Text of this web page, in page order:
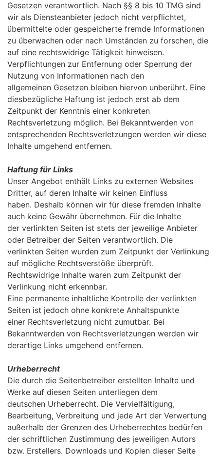
Gesetzen verantwortlich. Nach §§ 8 bis 10 TMG sind
wir als Diensteanbieter jedoch nicht verpflichtet,
übermittelte oder gespeicherte fremde Informationen
zu überwachen oder nach Umständen zu forschen, die
auf eine rechtswidrige Tätigkeit hinweisen.
Verpflichtungen zur Entfernung oder Sperrung der
Nutzung von Informationen nach den
allgemeinen Gesetzen bleiben hiervon unberührt. Eine
diesbezügliche Haftung ist jedoch erst ab dem
Zeitpunkt der Kenntnis einer konkreten
Rechtsverletzung möglich. Bei Bekanntwerden von
entsprechenden Rechtsverletzungen werden wir diese
Inhalte umgehend entfernen.
Haftung für Links
Unser Angebot enthält Links zu externen Websites
Dritter, auf deren Inhalte wir keinen Einfluss
haben. Deshalb können wir für diese fremden Inhalte
auch keine Gewähr übernehmen. Für die Inhalte
der verlinkten Seiten ist stets der jeweilige Anbieter
oder Betreiber der Seiten verantwortlich. Die
verlinkten Seiten wurden zum Zeitpunkt der Verlinkung
auf mögliche Rechtsverstöße überprüft.
Rechtswidrige Inhalte waren zum Zeitpunkt der
Verlinkung nicht erkennbar.
Eine permanente inhaltliche Kontrolle der verlinkten
Seiten ist jedoch ohne konkrete Anhaltspunkte
einer Rechtsverletzung nicht zumutbar. Bei
Bekanntwerden von Rechtsverletzungen werden wir
derartige Links umgehend entfernen.
Urheberrecht
Die durch die Seitenbetreiber erstellten Inhalte und
Werke auf diesen Seiten unterliegen dem
deutschen Urheberrecht. Die Vervielfältigung,
Bearbeitung, Verbreitung und jede Art der Verwertung
außerhalb der Grenzen des Urheberrechtes bedürfen
der schriftlichen Zustimmung des jeweiligen Autors
bzw. Erstellers. Downloads und Kopien dieser Seite